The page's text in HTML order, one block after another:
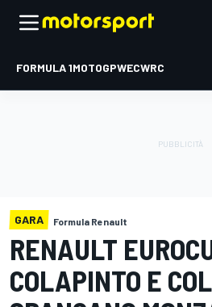
FORMULA 1MOTOGPWECWRC
GARA Formula Renault
RENAULT
COLAPINTO E